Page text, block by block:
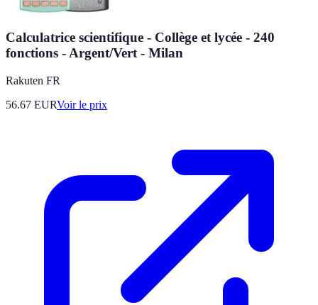
Calculatrice scientifique - Collège et lycée - 240
fonctions - Argent/Vert - Milan
Rakuten FR
56.67 EURVoir le prix